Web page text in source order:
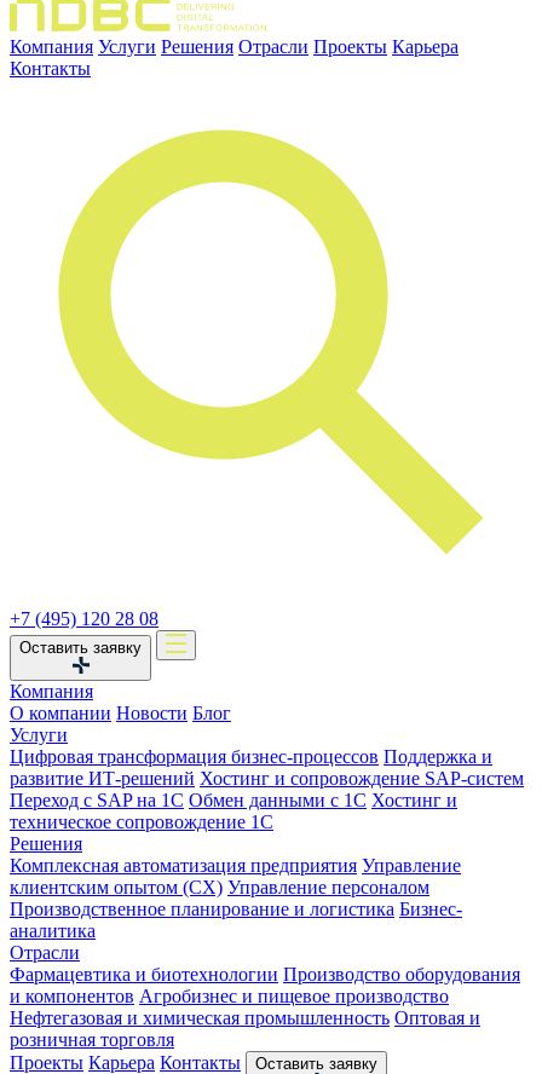
Компания Услуги Решения Отрасли Проекты Карьера
Контакты
+7 (495) 120 28 08
Оставить заявку
Компания
О компании Новости Блог
Услуги
Цифровая трансформация бизнес-процессов Поддержка и
развитие ИТ-решений Хостинг и сопровождение SAP-систем
Переход с SAP на 1С Обмен данными с 1С Хостинг и
техническое сопровождение 1С
Решения
Комплексная автоматизация предприятия Управление
клиентским опытом (CX) Управление персоналом
Производственное планирование и логистика Бизнес-
аналитика
Отрасли
Фармацевтика и биотехнологии Производство оборудования
и компонентов Агробизнес и пищевое производство
Нефтегазовая и химическая промышленность Оптовая и
розничная торговля
Проекты Карьера Контакты Оставить заявку